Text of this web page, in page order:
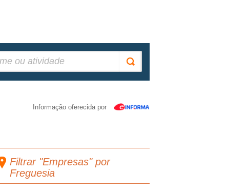
Informação oferecida por
Filtrar "Empresas" por
Freguesia